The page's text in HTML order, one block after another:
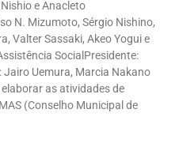
e Anacleto
N. Mizumoto, Sérgio Nishino,
Valter Sassaki, Akeo Yogui e
SocialPresidente:
Jairo Uemura, Marcia Nakano
as atividades de
(Conselho Municipal de